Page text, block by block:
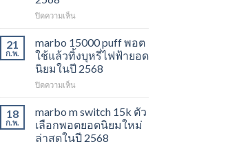
สำหรับ
2568
ควร
พลาด
ในปี
2568
ปิดความเห็นบน
switch
และ
พอต
ใช้
แล้ว
ตัว
21
ก.พ.
marbo 15000 puff พอต
ใช้แล้วทิ้งบุหรี่ไฟฟ้ายอด
นิยมในปี 2568
ปิดความเห็นบน
15000
พอต
18
ก.พ.
marbo m switch 15k ตัว
เลือกพอตยอดนิยมใหม่
ล่าสุดในปี 2568